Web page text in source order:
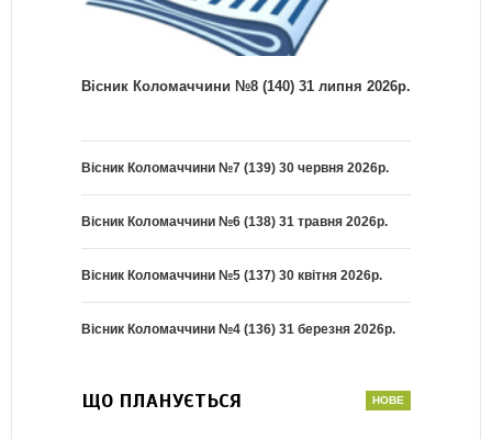
Вісник Коломаччини №8 (140) 31 липня 2026р.
Вісник Коломаччини №7 (139) 30 червня 2026р.
Вісник Коломаччини №6 (138) 31 травня 2026р.
Вісник Коломаччини №5 (137) 30 квітня 2026р.
Вісник Коломаччини №4 (136) 31 березня 2026р.
ЩО ПЛАНУЄТЬСЯ